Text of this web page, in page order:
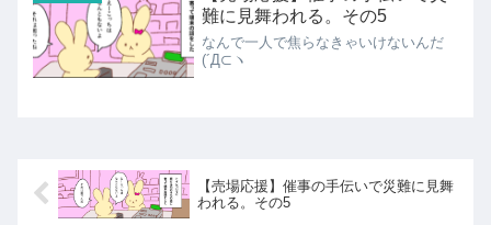
難に見舞われる。その5
なんで一人で焦らなきゃいけないんだ
(´Д⊂ヽ
【売場応援】催事の手伝いで災難に見舞
われる。その5